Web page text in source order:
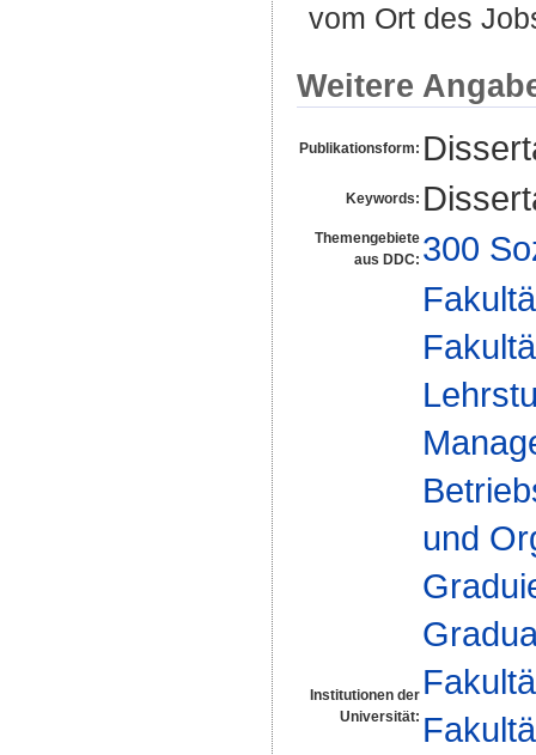
vom Ort des
Weitere
Publikationsform:
Keywords:
Themengebiete
aus DDC: 300
Institutionen der
Universität:
und